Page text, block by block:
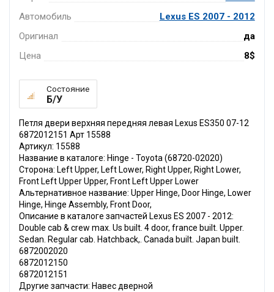
Автомобиль
Lexus ES 2007 - 2012
Оригинал
да
Цена
8$
Состояние
Б/У
Петля двери верхняя передняя левая Lexus ES350 07-12
6872012151 Арт 15588
Артикул: 15588
Название в каталоге: Hinge - Toyota (68720-02020)
Сторона: Left Upper, Left Lower, Right Upper, Right Lower,
Front Left Upper Upper, Front Left Upper Lower
Альтернативное название: Upper Hinge, Door Hinge, Lower
Hinge, Hinge Assembly, Front Door,
Описание в каталоге запчастей Lexus ES 2007 - 2012:
Double cab & crew max. Us built. 4 door, france built. Upper.
Sedan. Regular cab. Hatchback,. Canada built. Japan built.
6872002020
6872012150
6872012151
Другие запчасти: Навес дверной